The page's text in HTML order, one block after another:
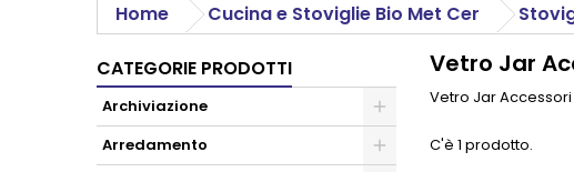
Home Cucina e Stoviglie Bio Met Cer
CATEGORIE PRODOTTI
Archiviazione
Arredamento
Vetro Jar
Vetro Jar Accessori
C'è 1 prodotto.